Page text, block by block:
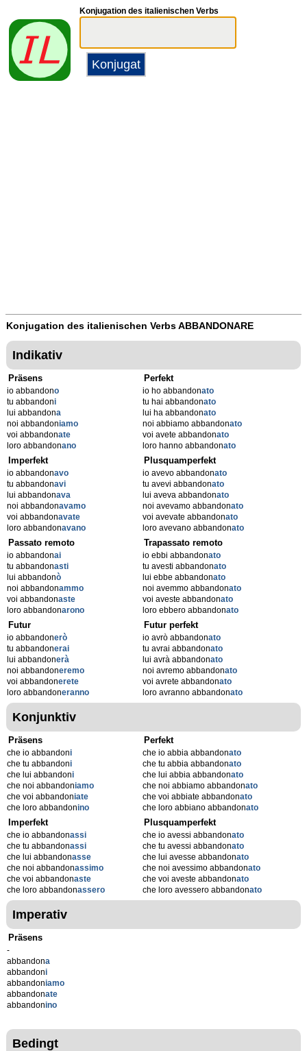
Konjugation des italienischen Verbs
Konjugation des italienischen VerbsABBANDONARE
Indikativ
Präsens
io abbandono
tu abbandoni
lui abbandona
noi abbandoniamo
voi abbandonate
loro abbandonano
Perfekt
io ho abbandonato
tu hai abbandonato
lui ha abbandonato
noi abbiamo abbandonato
voi avete abbandonato
loro hanno abbandonato
Imperfekt
io abbandonavo
tu abbandonavi
lui abbandonava
noi abbandonavamo
voi abbandonavate
loro abbandonavano
Plusquamperfekt
io avevo abbandonato
tu avevi abbandonato
lui aveva abbandonato
noi avevamo abbandonato
voi avevate abbandonato
loro avevano abbandonato
Passato remoto
io abbandonai
tu abbandonasti
lui abbandonò
noi abbandonammo
voi abbandonaste
loro abbandonarono
Trapassato remoto
io ebbi abbandonato
tu avesti abbandonato
lui ebbe abbandonato
noi avemmo abbandonato
voi aveste abbandonato
loro ebbero abbandonato
Futur
io abbandonerò
tu abbandonerai
lui abbandonerà
noi abbandoneremo
voi abbandonerete
loro abbandoneranno
Futur perfekt
io avrò abbandonato
tu avrai abbandonato
lui avrà abbandonato
noi avremo abbandonato
voi avrete abbandonato
loro avranno abbandonato
Konjunktiv
Präsens
che io abbandoni
che tu abbandoni
che lui abbandoni
che noi abbandoniamo
che voi abbandoniate
che loro abbandonino
Perfekt
che io abbia abbandonato
che tu abbia abbandonato
che lui abbia abbandonato
che noi abbiamo abbandonato
che voi abbiate abbandonato
che loro abbiano abbandonato
Imperfekt
che io abbandonassi
che tu abbandonassi
che lui abbandonasse
che noi abbandonassimo
che voi abbandonaste
che loro abbandonassero
Plusquamperfekt
che io avessi abbandonato
che tu avessi abbandonato
che lui avesse abbandonato
che noi avessimo abbandonato
che voi aveste abbandonato
che loro avessero abbandonato
Imperativ
Präsens
-
abbandona
abbandoni
abbandoniamo
abbandonate
abbandonino
Bedingt